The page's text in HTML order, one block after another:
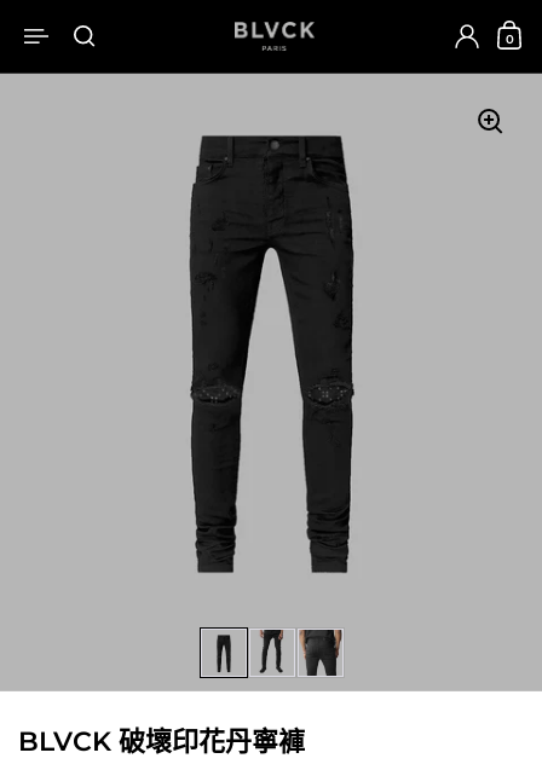
開啟選單開啟搜尋 開啟
0
BLVCK 破壞印花丹寧褲